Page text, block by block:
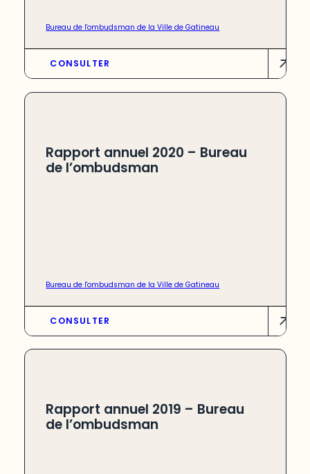
Bureau de l'ombudsman de la Ville de Gatineau
CONSULTER
Rapport annuel 2020 – Bureau
de l’ombudsman
Bureau de l'ombudsman de la Ville de Gatineau
CONSULTER
Rapport annuel 2019 – Bureau
de l’ombudsman